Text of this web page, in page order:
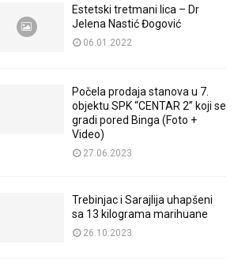
Estetski tretmani lica – Dr
Jelena Nastić Đogović
06.01.2022
Počela prodaja stanova u 7.
objektu SPK “CENTAR 2” koji se
gradi pored Binga (Foto +
Video)
27.06.2023
Trebinjac i Sarajlija uhapšeni
sa 13 kilograma marihuane
26.10.2023